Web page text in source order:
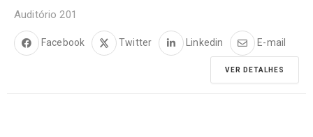
Auditório 201
Facebook Twitter Linkedin E-mail
VER DETALHES